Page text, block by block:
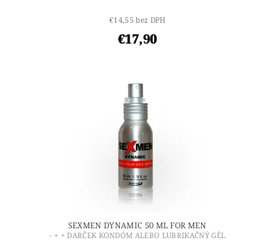
€14,55 bez DPH
€17,90
SEXMEN DYNAMIC 50 ML FOR MEN
- + + DARČEK KONDÓM ALEBO LUBRIKAČNÝ GÉL